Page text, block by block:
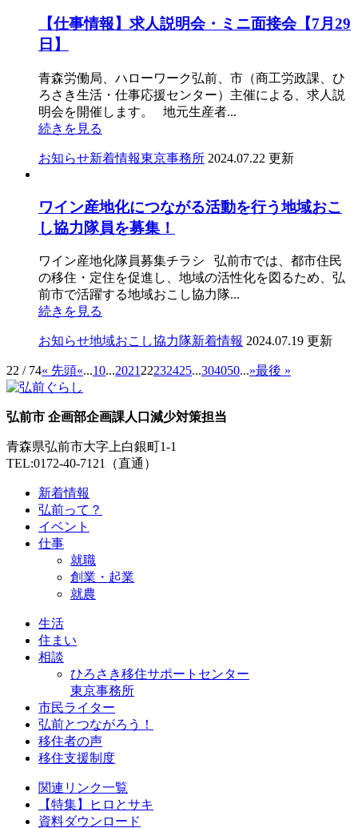
【仕事情報】求人説明会・ミニ面接会【7月29
日】
青森労働局、ハローワーク弘前、市（商工労政課、ひ
ろさき生活・仕事応援センター）主催による、求人説
明会を開催します。 地元生産者...
続きを見る
お知らせ新着情報東京事務所 2024.07.22 更新
ワイン産地化につながる活動を行う地域おこ
し協力隊員を募集！
ワイン産地化隊員募集チラシ 弘前市では、都市住民
の移住・定住を促進し、地域の活性化を図るため、弘
前市で活躍する地域おこし協力隊...
続きを見る
お知らせ地域おこし協力隊新着情報 2024.07.19 更新
22 / 74« 先頭«...10...2021 22232425...304050...»最後 »
弘前市 企画部企画課人口減少対策担当
青森県弘前市大字上白銀町1-1
TEL:0172-40-7121（直通）
新着情報
弘前って？
イベント
仕事
就職
創業・起業
就農
生活
住まい
相談
ひろさき移住サポートセンター
東京事務所
市民ライター
弘前とつながろう！
移住者の声
移住支援制度
関連リンク一覧
【特集】ヒロとサキ
資料ダウンロード